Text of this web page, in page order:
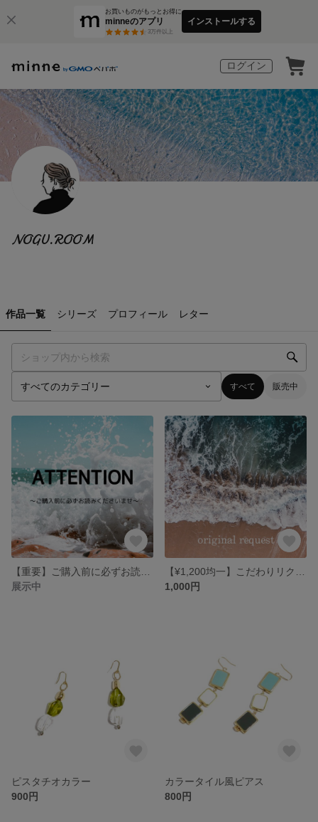
お買いものがもっとお得に
minneのアプリ
3万件以上
インストールする
ログイン
NOGU.ROOM
作品一覧 シリーズ プロフィール レター
すべて 販売中
展示中
1,000円
ピスタチオカラー
900円
カラータイル風ピアス
800円